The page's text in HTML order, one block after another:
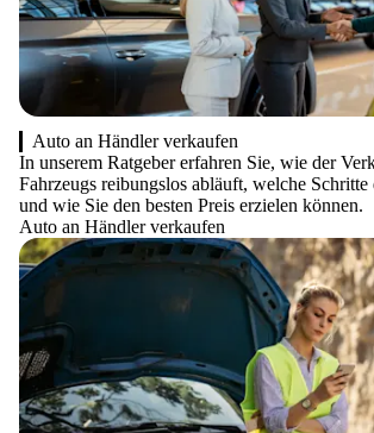
Auto an Händler verkaufen
In unserem Ratgeber erfahren Sie, wie der
Fahrzeugs reibungslos abläuft, welche
und wie Sie den besten Preis erzielen können.
Auto an Händler verkaufen